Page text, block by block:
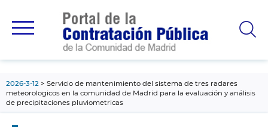
principal
2026-3-12
Servicio de mantenimiento del sistema de tres radares
meteorologicos en la comunidad de Madrid para la evaluación y análisis
de precipitaciones pluviometricas